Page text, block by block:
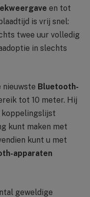
en tot
is vrij snel:
twee uur volledig
in slechts
nieuwste Bluetooth-
tot 10 meter. Hij
koppelingslijst
kunt maken met
kunt u met
apparaten
geweldige